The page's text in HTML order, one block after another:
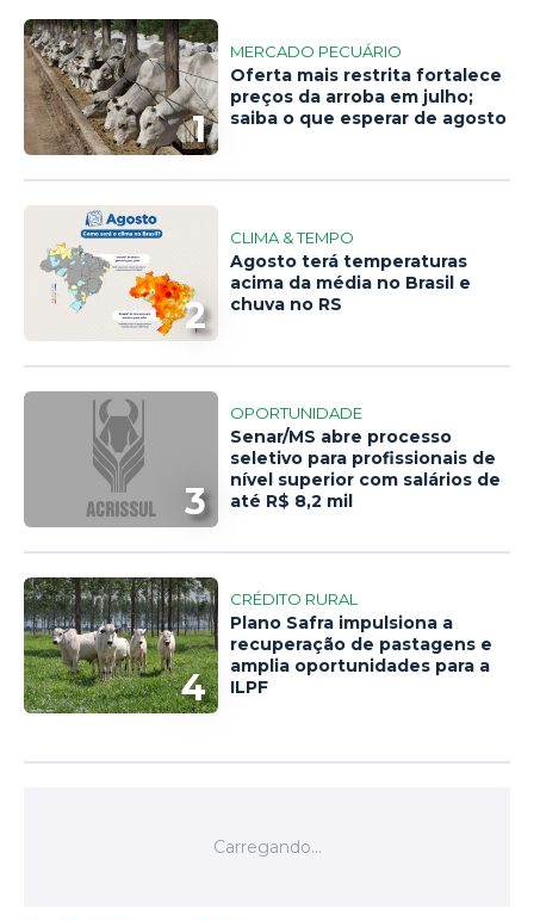
1
MERCADO PECUÁRIO
Oferta mais restrita fortalece
preços da arroba em julho;
saiba o que esperar de agosto
2
CLIMA & TEMPO
Agosto terá temperaturas
acima da média no Brasil e
chuva no RS
3
OPORTUNIDADE
Senar/MS abre processo
seletivo para profissionais de
nível superior com salários de
até R$ 8,2 mil
4
CRÉDITO RURAL
Plano Safra impulsiona a
recuperação de pastagens e
amplia oportunidades para a
ILPF